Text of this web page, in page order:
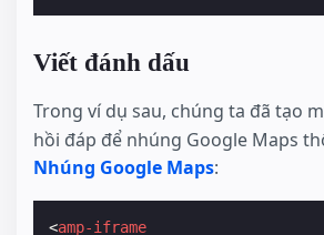
Viết đánh dấu
Trong ví dụ sau, chúng ta đã tạo
hồi đáp để nhúng Google Maps
Nhúng Google Maps:
<amp-iframe